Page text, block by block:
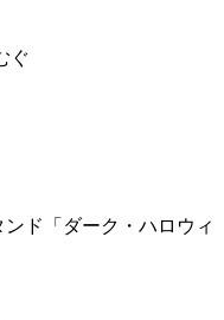
ぐ
ド「ダーク・ハロウィ